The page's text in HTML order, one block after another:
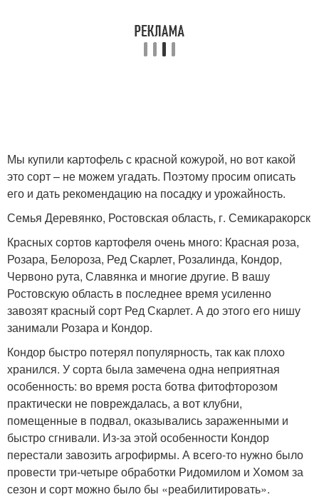
Мы купили картофель с красной кожурой, но вот какой
это сорт – не можем угадать. Поэтому просим описать
его и дать рекомендацию на посадку и урожайность.
Семья Деревянко, Ростовская область, г. Семикаракорск
Красных сортов картофеля очень много: Красная роза,
Розара, Белороза, Ред Скарлет, Розалинда, Кондор,
Червоно рута, Славянка и многие другие. В вашу
Ростовскую область в последнее время усиленно
завозят красный сорт Ред Скарлет. А до этого его нишу
занимали Розара и Кондор.
Кондор быстро потерял популярность, так как плохо
хранился. У сорта была замечена одна неприятная
особенность: во время роста ботва фитофторозом
практически не повреждалась, а вот клубни,
помещенные в подвал, оказывались зараженными и
быстро сгнивали. Из-за этой особенности Кондор
перестали завозить агрофирмы. А всего-то нужно было
провести три-четыре обработки Ридомилом и Хомом за
сезон и сорт можно было бы «реабилитировать».